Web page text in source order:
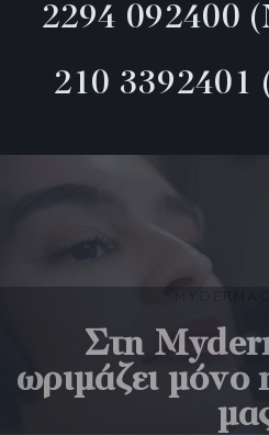
2294 092400
210 3392401
Στη
ωριμάζει μόνο